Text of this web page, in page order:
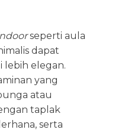
seperti aula
dapat
lebih elegan.
yang
atau
taplak
serta